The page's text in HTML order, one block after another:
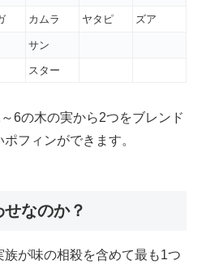
カムラ ヤタピ ズア
サン
スター
6の木の実から2つをブレンド
フィンができます。
なのか？
が味の相殺を含めて最も1つ